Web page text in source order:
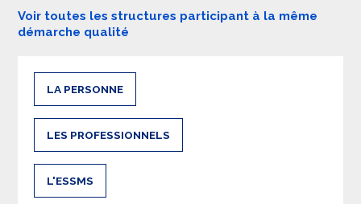
Voir toutes les structures participant à la même
démarche qualité
LA PERSONNE
LES PROFESSIONNELS
L'ESSMS